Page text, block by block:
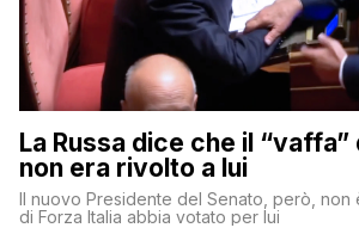
La Russa dice che il
non era rivolto a lui
Il nuovo Presidente del Senato, però,
di Forza Italia abbia votato per lui